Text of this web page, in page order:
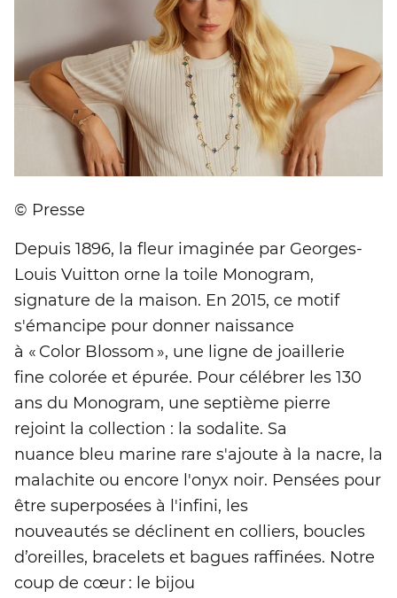
© Presse
Depuis 1896, la fleur imaginée par Georges-
Louis Vuitton orne la toile Monogram,
signature de la maison. En 2015, ce motif
s'émancipe pour donner naissance
à « Color Blossom », une ligne de joaillerie
fine colorée et épurée. Pour célébrer les 130
ans du Monogram, une septième pierre
rejoint la collection : la sodalite. Sa
nuance bleu marine rare s'ajoute à la nacre, la
malachite ou encore l'onyx noir. Pensées pour
être superposées à l'infini, les
nouveautés se déclinent en colliers, boucles
d’oreilles, bracelets et bagues raffinées. Notre
coup de cœur : le bijou